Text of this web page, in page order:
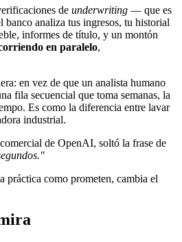
de underwriting — que es
banco analiza tus ingresos, tu historial
informes de título, y un montón
en paralelo,
en vez de que un analista humano
fila secuencial que toma semanas, la
Es como la diferencia entre lavar
industrial.
de OpenAI, soltó la frase de
práctica como prometen, cambia el